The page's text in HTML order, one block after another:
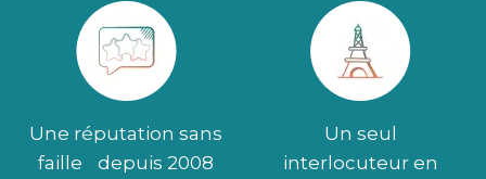
Une réputation sans
faille depuis 2008
Un seul
interlocuteur en